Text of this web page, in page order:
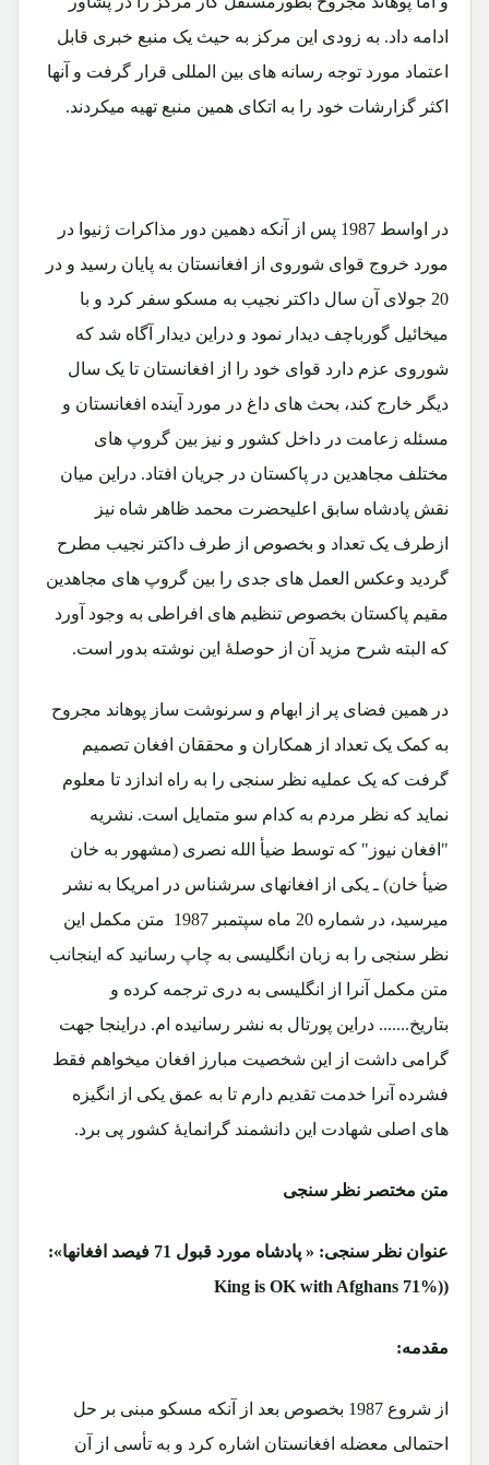
ادامه داد. به زودی این مرکز به حیث یک منبع خبری قابل
اعتماد مورد توجه رسانه های بین المللی قرار گرفت و آنها
اکثر گزارشات خود را به اتکای همین منبع تهیه میکردند.
در اواسط 1987 پس از آنکه دهمین دور مذاکرات ژنیوا در
مورد خروج قوای شوروی از افغانستان به پایان رسید و در
20 جولای آن سال داکتر نجیب به مسکو سفر کرد و با
میخائیل گورباچف دیدار نمود و دراین دیدار آگاه شد که
شوروی عزم دارد قوای خود را از افغانستان تا یک سال
دیگر خارج کند، بحث های داغ در مورد آینده افغانستان و
مسئله زعامت در داخل کشور و نیز بین گروپ های
مختلف مجاهدین در پاکستان در جریان افتاد. دراین میان
نقش پادشاه سابق اعلیحضرت محمد ظاهر شاه نیز
ازطرف یک تعداد و بخصوص از طرف داکتر نجیب مطرح
گردید وعکس العمل های جدی را بین گروپ های مجاهدین
مقیم پاکستان بخصوص تنظیم های افراطی به وجود آورد
که البته شرح مزید آن از حوصلۀ این نوشته بدور است.
در همین فضای پر از ابهام و سرنوشت ساز پوهاند مجروح
به کمک یک تعداد از همکاران و محققان افغان تصمیم
گرفت که یک عملیه نظر سنجی را به راه اندازد تا معلوم
نماید که نظر مردم به کدام سو متمایل است. نشریه
"افغان نیوز" که توسط ضیأ الله نصری (مشهور به خان
ضیأ خان) ـ یکی از افغانهای سرشناس در امریکا به نشر
میرسید، در شماره 20 ماه سپتمبر 1987 متن مکمل این
نظر سنجی را به زبان انگلیسی به چاپ رسانید که اینجانب
متن مکمل آنرا از انگلیسی به دری ترجمه کرده و
بتاریخ....... دراین پورتال به نشر رسانیده ام. دراینجا جهت
گرامی داشت از این شخصیت مبارز افغان میخواهم فقط
فشرده آنرا خدمت تقدیم دارم تا به عمق یکی از انگیزه
های اصلی شهادت این دانشمند گرانمایۀ کشور پی برد.
متن مختصر نظر سنجی
عنوان نظر سنجی:
« پادشاه مورد قبول 71 فیصد افغانها»:
((King is OK with Afghans 71%
مقدمه:
از شروع 1987 بخصوص بعد از آنکه مسکو مبنی بر حل
احتمالی معضله افغانستان اشاره کرد و به تأسی از آن